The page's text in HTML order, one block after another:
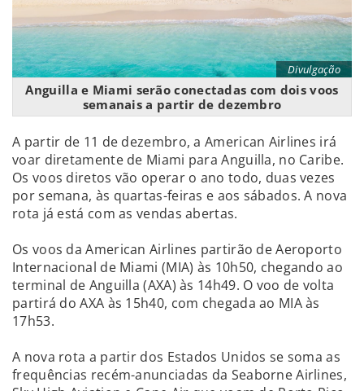
Divulgação
Anguilla e Miami serão conectadas com dois voos
semanais a partir de dezembro
A partir de 11 de dezembro, a American Airlines irá
voar diretamente de Miami para Anguilla, no Caribe.
Os voos diretos vão operar o ano todo, duas vezes
por semana, às quartas-feiras e aos sábados. A nova
rota já está com as vendas abertas.
Os voos da American Airlines partirão de Aeroporto
Internacional de Miami (MIA) às 10h50, chegando ao
terminal de Anguilla (AXA) às 14h49. O voo de volta
partirá do AXA às 15h40, com chegada ao MIA às
17h53.
A nova rota a partir dos Estados Unidos se soma as
frequências recém-anunciadas da Seaborne Airlines,